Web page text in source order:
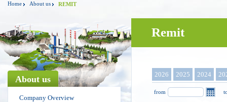
Home About us REMIT
About us
Company Overview
Remit
2026 2025 2024
from